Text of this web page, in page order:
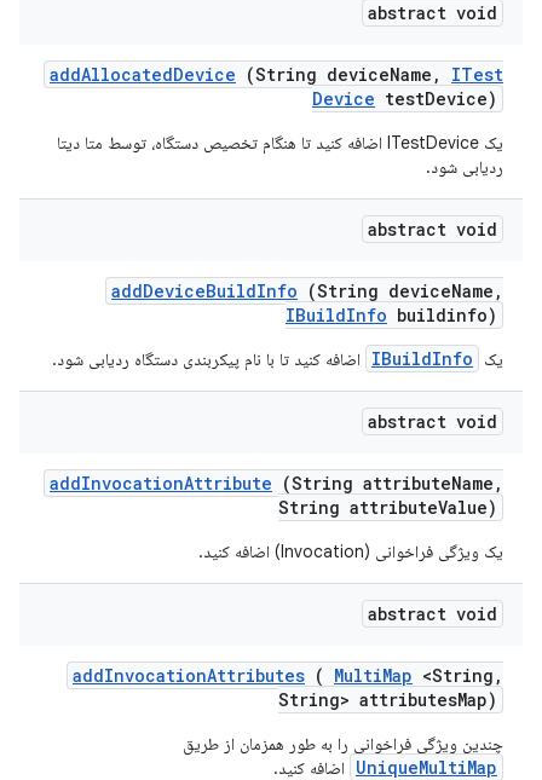
abstract void
addAllocatedDevice (String deviceName ,
ITest
Device testDevice)
یک ITestDevice اضافه کنید تا هنگام تخصیص دستگاه، توسط متا دیتا
ردیابی شود.
abstract void
addDeviceBuildInfo (String deviceName ,
IBuildInfo buildinfo)
یک IBuildInfo اضافه کنید تا با نام پیکربندی دستگاه ردیابی شود.
abstract void
addInvocationAttribute (String attributeName ,
String attributeValue)
یک ویژگی فراخوانی (Invocation) اضافه کنید.
abstract void
addInvocationAttributes ( MultiMap <String ,
String> attributesMap)
چندین ویژگی فراخوانی را به طور همزمان از طریق
UniqueMultiMap اضافه کنید.